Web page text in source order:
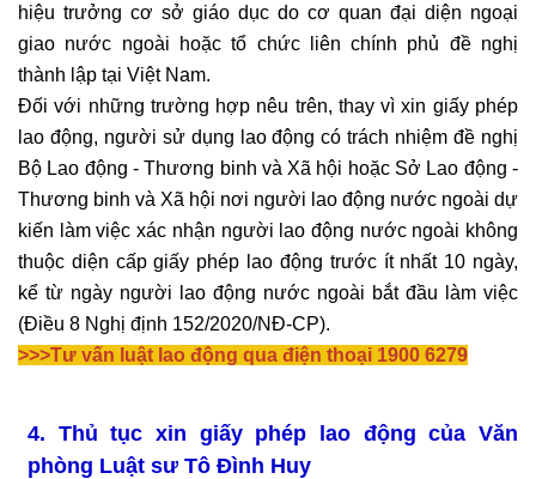
hiệu trưởng cơ sở giáo dục do cơ quan đại diện ngoại
giao nước ngoài hoặc tổ chức liên chính phủ đề nghị
thành lập tại Việt Nam.
Đối với những trường hợp nêu trên, thay vì xin giấy phép
lao động, người sử dụng lao động có trách nhiệm đề nghị
Bộ Lao động - Thương binh và Xã hội hoặc Sở Lao động -
Thương binh và Xã hội nơi người lao động nước ngoài dự
kiến làm việc xác nhận người lao động nước ngoài không
thuộc diện cấp giấy phép lao động trước ít nhất 10 ngày,
kể từ ngày người lao động nước ngoài bắt đầu làm việc
(Điều 8 Nghị định 152/2020/NĐ-CP).
>>>Tư vấn luật lao động qua điện thoại 1900 6279
4. Thủ tục xin giấy phép lao động của Văn
phòng Luật sư Tô Đình Huy